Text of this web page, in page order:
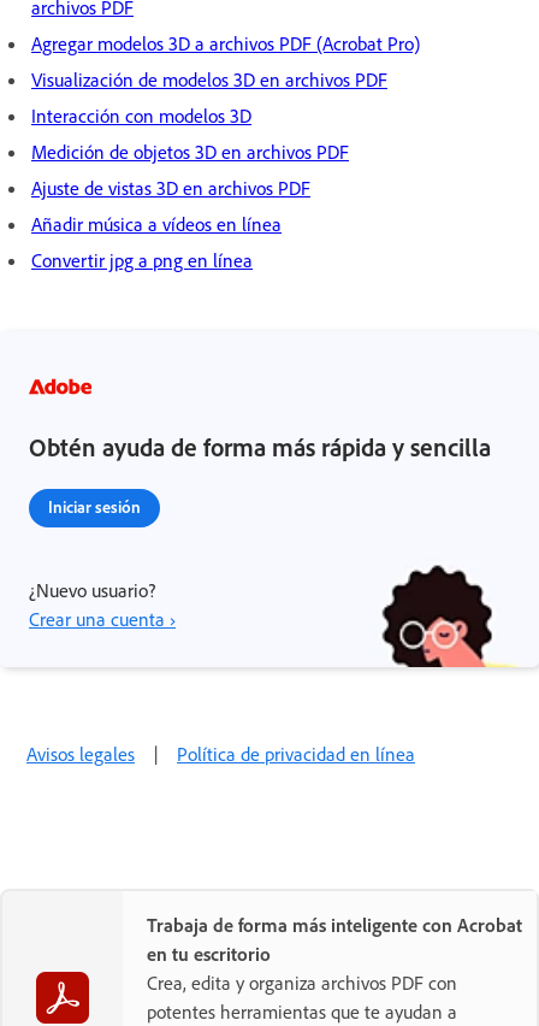
archivos PDF
Agregar modelos 3D a archivos PDF (Acrobat Pro)
Visualización de modelos 3D en archivos PDF
Interacción con modelos 3D
Medición de objetos 3D en archivos PDF
Ajuste de vistas 3D en archivos PDF
Añadir música a vídeos en línea
Convertir jpg a png en línea
Obtén ayuda de forma más rápida y sencilla
Iniciar sesión
¿Nuevo usuario?
Crear una cuenta ›
Avisos legales | Política de privacidad en línea
Trabaja de forma más inteligente con Acrobat
en tu escritorio
Crea, edita y organiza archivos PDF con
potentes herramientas que te ayudan a